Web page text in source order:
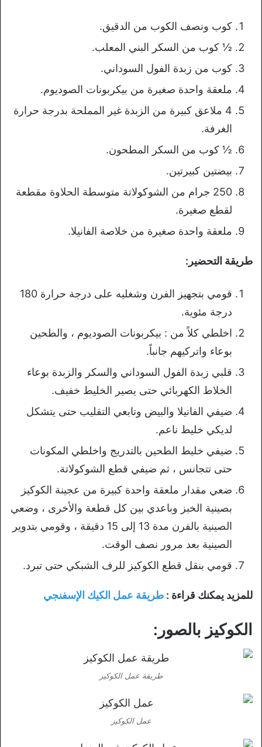
كوب ونصف الكوب من الدقيق.
½ كوب من السكر البني المعلب.
كوب من زبدة الفول السوداني.
ملعقة واحدة صغيرة من بيكربونات الصوديوم.
4 ملاعق كبيرة من الزبدة غير المملحة بدرجة حرارة
الغرفة.
½ كوب من السكر المطحون.
بيضتين كبيرتين.
250 جرام من الشوكولاتة متوسطة الحلاوة مقطعة
لقطع صغيرة.
ملعقة واحدة صغيرة من خلاصة الفانيلا.
طريقة التحضير:
قومي بتجهيز الفرن وشغليه على درجة حرارة 180
درجة مئوية.
اخلطي كلاً من : بيكربونات الصوديوم ، والطحين
بوعاء واتركيهم جانباً.
قلبي زبدة الفول السوداني والسكر والزبدة بوعاء
الخلاط الكهربائي حتى يصير الخليط خفيف.
ضيفي الفانيلا والبيض وتابعي التقليب حتى يتشكل
لديكي خليط ناعم.
ضيفي خليط الطحين بالتدريج واخلطي المكونات
حتى تتجانس ، ثم ضيفي قطع الشوكولاتة.
ضعي مقدار ملعقة واحدة كبيرة من عجينة الكوكيز
بصينية الخبز وباعدي بين كل قطعة والأخرى ، وضعي
الصينية بالفرن مدة 13 إلى 15 دقيقة ، وقومي بتدوير
الصينية بعد مرور نصف الوقت.
قومي بنقل قطع الكوكيز للرف الشبكي حتى تبرد.
للمزيد يمكنك قراءة : طريقة عمل الكيك الإسفنجي
الكوكيز بالصور:
طريقة عمل الكوكيز
عمل الكوكيز